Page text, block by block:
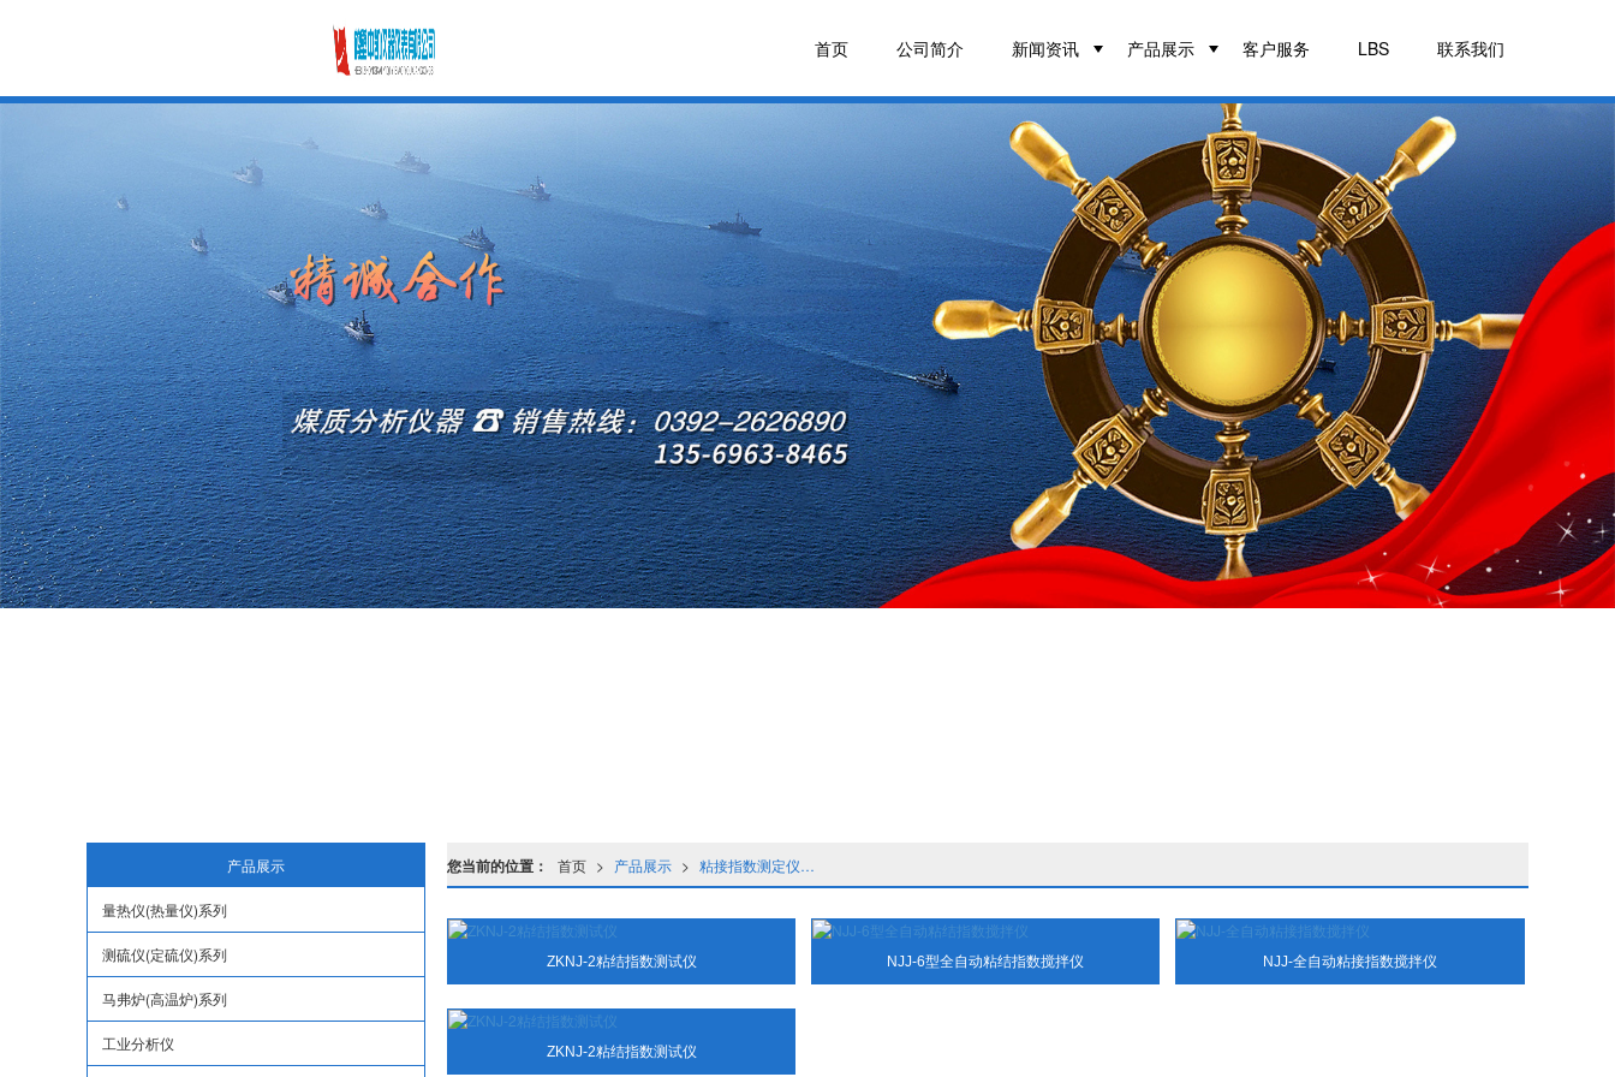
首页 公司简介 新闻资讯 产品展示 客户服务 LBS 联系我们
您当前的位置： 首页 > 产品展示 > 粘接指数测定仪系列
ZKNJ-2粘结指数测试仪 NJJ-6型全自动粘结指数搅拌仪 NJJ-全自动粘接指数搅拌仪
ZKNJ-2粘结指数测试仪
产品展示
量热仪(热量仪)系列
测硫仪(定硫仪)系列
马弗炉(高温炉)系列
工业分析仪